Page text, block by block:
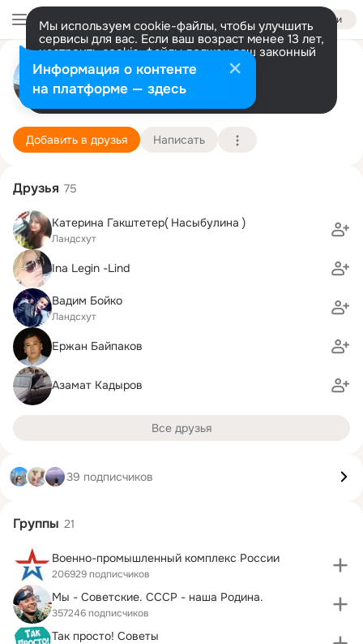
Войти
Мы используем cookie-файлы, чтобы улучшить
сервисы для вас. Если ваш возраст менее 13 лет,
настроить cookie-файлы должен ваш законный
представитель. Больше информации
Разрешить все Настроить
Владимир Линд
Landshut
13 февраля (44 года)
Grundschule St. WolfgangПодробнее
Добавить в друзья Написать
Друзья 75
Катерина Гакштетер( Насыбулина )
Ландсхут
Ina Legin -Lind
Вадим Бойко
Ландсхут
Ержан Байпаков
Азамат Кадыров
Все друзья
39 подписчиков
Группы 21
Военно-промышленный комплекс России
206929 подписчиков
Мы - Советские. СССР - наша Родина.
357246 подписчиков
Так просто! Советы
Информация о контенте
на платформе — здесь